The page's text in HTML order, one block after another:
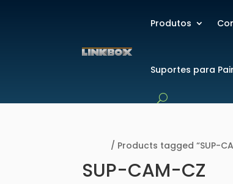
Produtos
Suportes para
/ Products tagged “SUP-
SUP-CAM-CZ